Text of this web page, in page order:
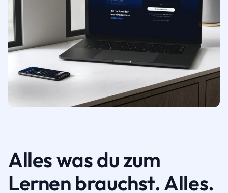
Alles was du zum
Lernen brauchst. Alles.